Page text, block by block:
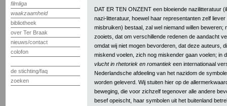
filmliga
waakzaamheid
bibliotheek
over Ter Braak
nieuws/contact
colofon
de stichting/faq
zoeken
DAT ER TEN ONZENT een bloeiende nazilitteratuur
nazi-litteratuur, hoewel haar representanten zelf liever
misbruiken) bestaal, zal wel niemand willen beweren;
zooiets, dat om verschillende redenen de aandacht
omdat wij niet mogen bevorderen, dat deze auteurs,
miskend voelen, zich nog miskender gaan voelen; in
vlucht in rhetoriek en romantiek een internationaal
Nederlandsche afdeeling van het nazidom de
worden geleverd. Wij stuiten hier op de
beweging, die voor zichzelf tegenover alle andere
besef opeischt, haar symbolen uit het buitenland